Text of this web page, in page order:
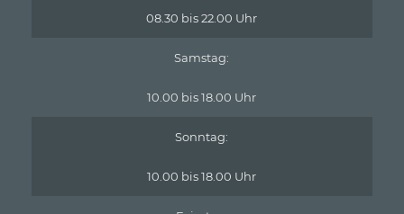
08.30 bis 22.00 Uhr
Samstag:
10.00 bis 18.00 Uhr
Sonntag:
10.00 bis 18.00 Uhr